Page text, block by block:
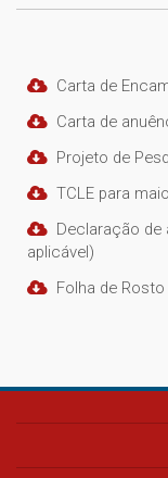
Carta de
Carta de
Projeto de
TCLE para
Declaração
aplicável)
Folha de